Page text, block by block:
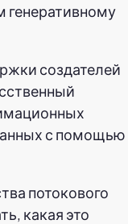
генеративному
создателей
с помощью
потокового
какая это